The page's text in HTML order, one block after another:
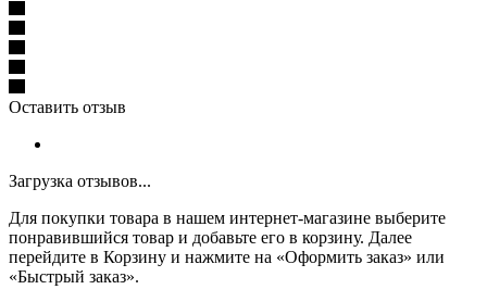
Оставить отзыв
Загрузка отзывов...
Для покупки товара в нашем интернет-магазине выберите
понравившийся товар и добавьте его в корзину. Далее
перейдите в Корзину и нажмите на «Оформить заказ» или
«Быстрый заказ».